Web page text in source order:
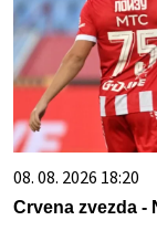
08. 08. 2026 18:20
Crvena zvezda -